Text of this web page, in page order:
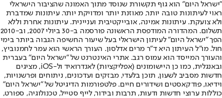
"ישראל היום" הוא גוף תקשורת שנוסד מתוך האמונה שהציבור הישראלי
ראוי לעיתונות טובה יותר, מאוזנת יותר ומדויקת יותר. עיתונות שמדברת
ולא צועקת. עיתונות אמינה, אובייקטיבית ועניינית. עיתונות אחרת וללא
תשלום. המהדורה המודפסת הראשונה פורסמה ב-30 ביולי 2007, וב-2010
הפך "ישראל היום" לעיתון הישראלי בעל שיעור החשיפה הגבוה ביותר בימי
חול. מו"ל העיתון היא ד"ר מרים אדלסון. העורך הראשי הוא עמר לחמנוביץ,
והעורך המייסד הוא עמוס רגב. אתרי האינטרנט של "ישראל היום" בעברית
ובאנגלית, כמו כן היישומונים (אפליקציות) לאנדרואיד ול-iOS, מציגים
חדשות מסביב לשעון, תוכן בלעדי, מבזקים ועדכונים, ניתוחים ופרשנויות,
וידיאו, פודקאסטים ושידורים חיים. פלטפורמות הדיגיטל של "ישראל היום"
כוללות ערוצי חדשות ודעות, תרבות ובידור, לייף סטייל, טכנולוגיה, ספורט,